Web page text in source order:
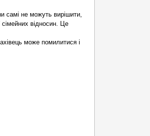
самі не можуть вирішити,
сімейних відносин. Це
може помилитися і